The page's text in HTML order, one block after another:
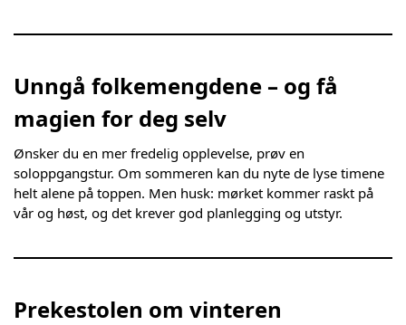
Unngå folkemengdene – og få
magien for deg selv
Ønsker du en mer fredelig opplevelse, prøv en
soloppgangstur. Om sommeren kan du nyte de lyse timene
helt alene på toppen. Men husk: mørket kommer raskt på
vår og høst, og det krever god planlegging og utstyr.
Prekestolen om vinteren